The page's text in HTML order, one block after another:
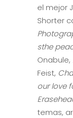
el mejor
Shorter
sthe
Onabule,
Feist,
our love
temas,